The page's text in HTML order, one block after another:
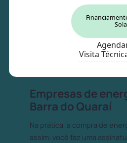
Visita
Empresas de
Barra do Quaraí
Na prática, a compra de
assim: você faz uma